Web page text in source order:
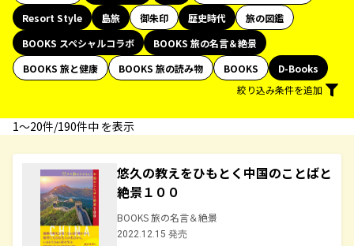
Resort Style
島旅 御朱印 歴史時代
旅の図鑑
BOOKS スペシャルコラボ
BOOKS 旅の名言＆絶景
BOOKS 旅と健康
BOOKS 旅の読み物 BOOKS
D-Books
絞り込み条件を追加
1〜20件/190件中 を表示
悠久の教えをひもとく中国のことばと
絶景１００
BOOKS 旅の名言＆絶景
2022.12.15 発売